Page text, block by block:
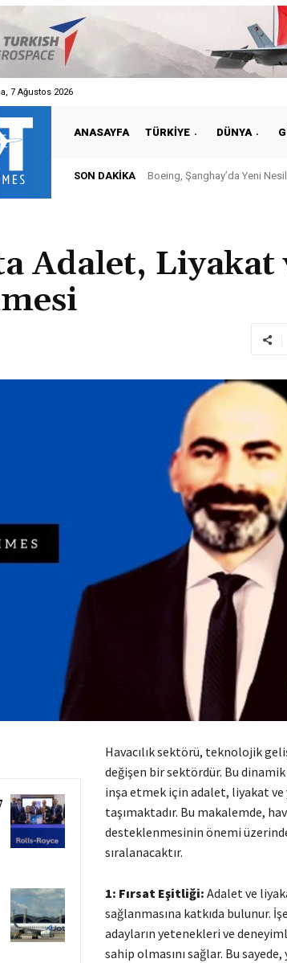
7 Ağustos 2026
ANASAYFA TÜRKIYE DÜNYA
SON DAKIKA Boeing, Şanghay’da Yeni
Adalet,
Havacılık sektörü, teknolojik
değişen bir sektördür. Bu
inşa etmek için adalet, liyakat
taşımaktadır. Bu makalemde,
desteklenmesinin önemi
sıralanacaktır.
1: Fırsat Eşitliği: Adalet ve
sağlanmasına katkıda bulunur.
adayların yetenekleri ve
sahip olmasını sağlar. Bu